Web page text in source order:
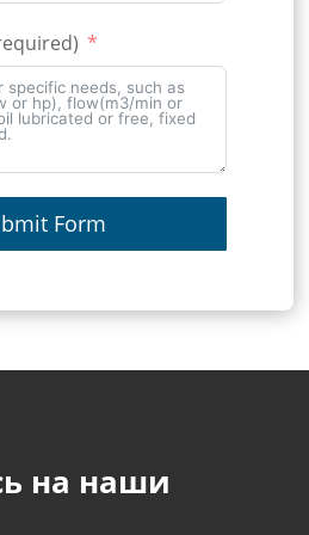
Form
на наши